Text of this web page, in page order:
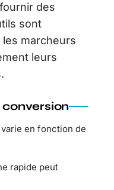
des
sont
marcheurs
leurs
en fonction de
rapide peut